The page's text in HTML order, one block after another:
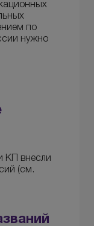
по
нужно
КП внесли
(см.